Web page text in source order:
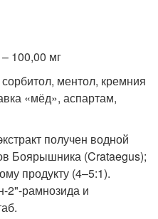
100,00 мг
ментол, кремния
«мёд», аспартам,
получен водной
Боярышника (Crataegus);
продукту (4–5:1).
2"-рамнозида и